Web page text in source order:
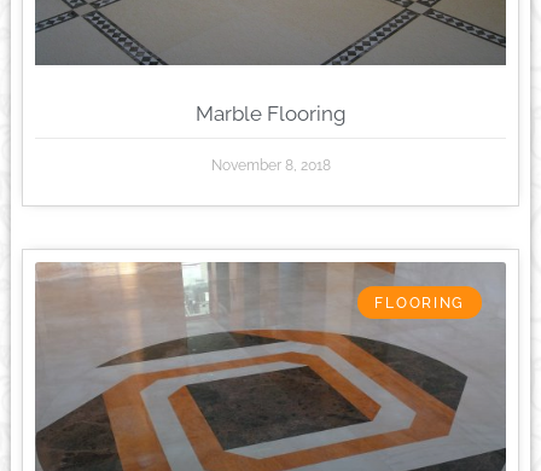
Marble Flooring
November 8, 2018
FLOORING